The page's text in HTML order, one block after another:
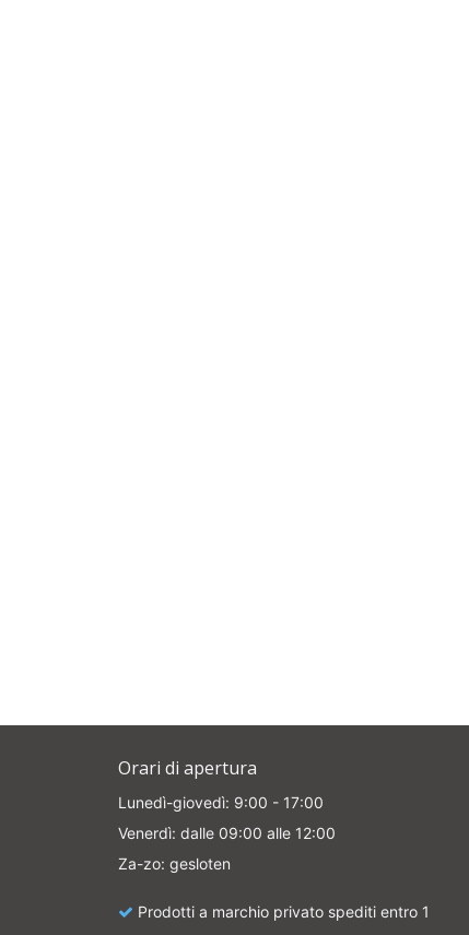
Orari di apertura
Lunedì-giovedì: 9:00 - 17:00
Venerdì: dalle 09:00 alle 12:00
Za-zo: gesloten
Prodotti a marchio privato spediti entro 1